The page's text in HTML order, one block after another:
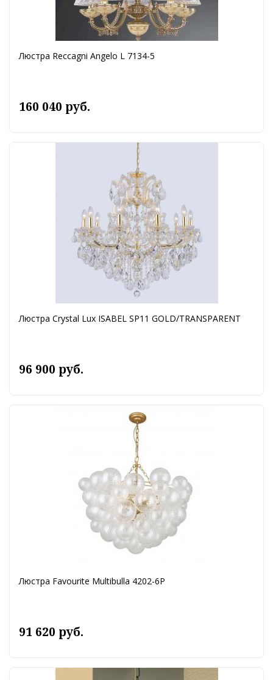
Люстра Reccagni Angelo L 7134-5
160 040 руб.
Люстра Crystal Lux ISABEL SP11 GOLD/TRANSPARENT
96 900 руб.
Люстра Favourite Multibulla 4202-6P
91 620 руб.